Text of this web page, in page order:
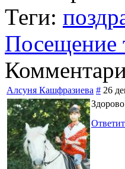
Теги:
Посещение
Алсуня Кашфразиева # 26